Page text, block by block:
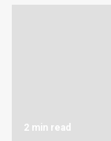
2 min read